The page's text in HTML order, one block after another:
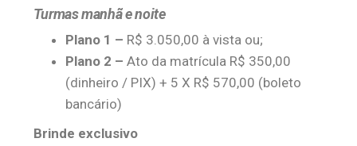
Turmas manhã e noite
Plano 1 – R$ 3.050,00 à vista ou;
Plano 2 – Ato da matrícula R$ 350,00
(dinheiro / PIX) + 5 X R$ 570,00 (boleto
bancário)
Brinde exclusivo